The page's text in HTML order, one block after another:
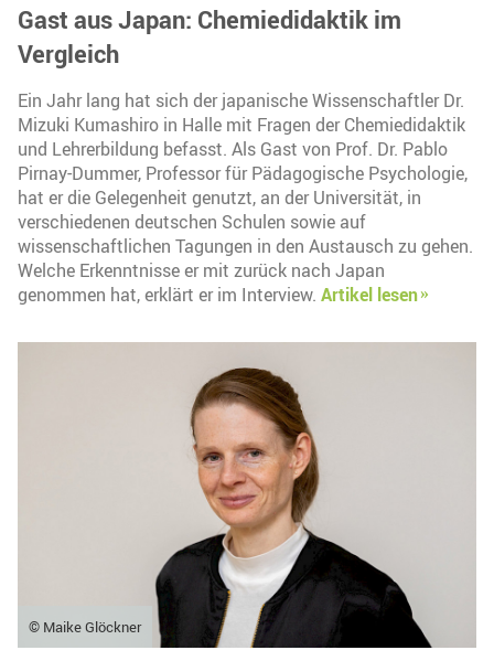
Gast aus Japan: Chemiedidaktik im
Vergleich
Ein Jahr lang hat sich der japanische Wissenschaftler Dr.
Mizuki Kumashiro in Halle mit Fragen der Chemiedidaktik
und Lehrerbildung befasst. Als Gast von Prof. Dr. Pablo
Pirnay-Dummer, Professor für Pädagogische Psychologie,
hat er die Gelegenheit genutzt, an der Universität, in
verschiedenen deutschen Schulen sowie auf
wissenschaftlichen Tagungen in den Austausch zu gehen.
Welche Erkenntnisse er mit zurück nach Japan
genommen hat, erklärt er im Interview. Artikel lesen
© Maike Glöckner